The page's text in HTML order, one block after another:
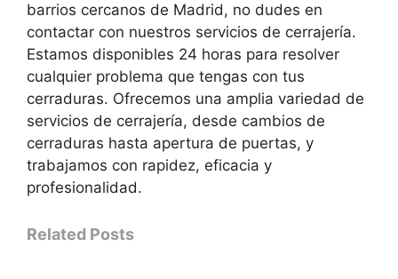
barrios cercanos de Madrid, no dudes en
contactar con nuestros servicios de cerrajería.
Estamos disponibles 24 horas para resolver
cualquier problema que tengas con tus
cerraduras. Ofrecemos una amplia variedad de
servicios de cerrajería, desde cambios de
cerraduras hasta apertura de puertas, y
trabajamos con rapidez, eficacia y
profesionalidad.
Related Posts